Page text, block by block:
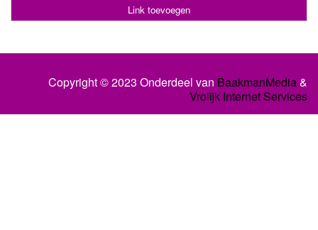
Link toevoegen
Copyright © 2023 Onderdeel van BaakmanMedia&
Vrolijk Internet Services